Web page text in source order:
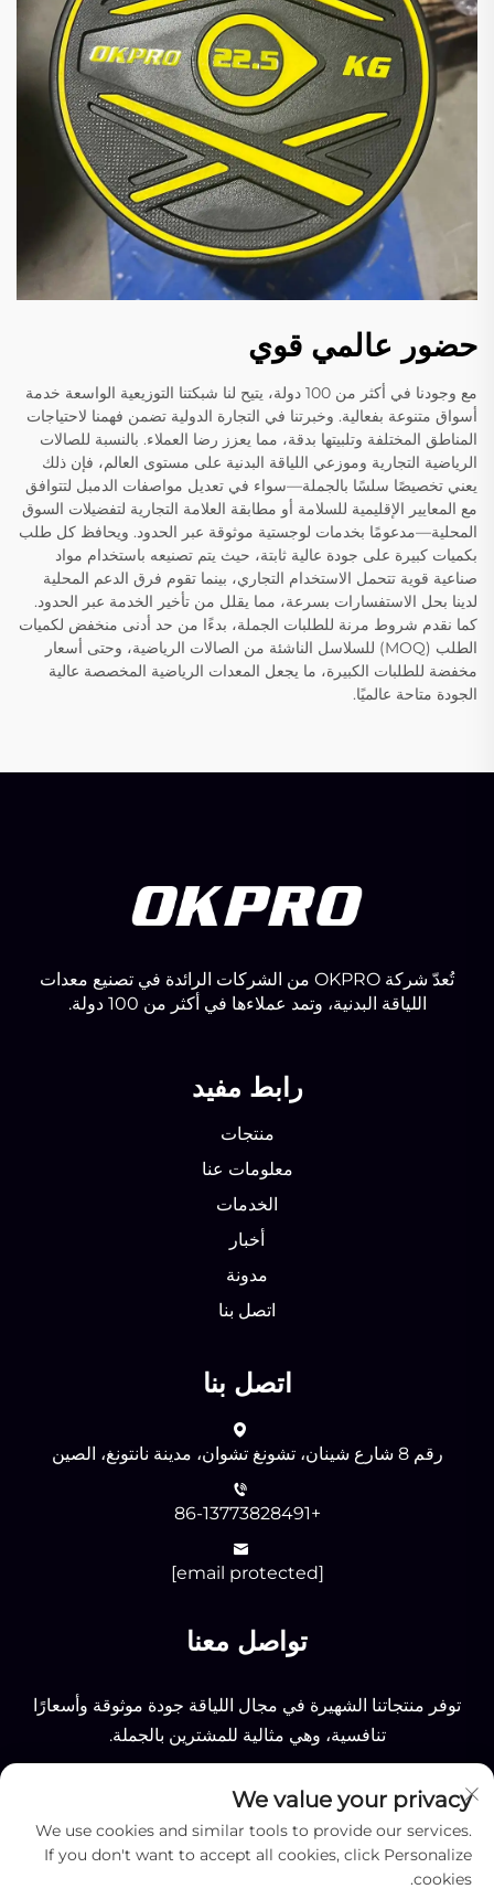
حضور عالمي قوي
مع وجودنا في أكثر من 100 دولة، يتيح لنا شبكتنا التوزيعية الواسعة خدمة
أسواق متنوعة بفعالية. وخبرتنا في التجارة الدولية تضمن فهمنا لاحتياجات
المناطق المختلفة وتلبيتها بدقة، مما يعزز رضا العملاء. بالنسبة للصالات
الرياضية التجارية وموزعي اللياقة البدنية على مستوى العالم، فإن ذلك
يعني تخصيصًا سلسًا بالجملة—سواء في تعديل مواصفات الدمبل لتتوافق
مع المعايير الإقليمية للسلامة أو مطابقة العلامة التجارية لتفضيلات السوق
المحلية—مدعومًا بخدمات لوجستية موثوقة عبر الحدود. ويحافظ كل طلب
بكميات كبيرة على جودة عالية ثابتة، حيث يتم تصنيعه باستخدام مواد
صناعية قوية تتحمل الاستخدام التجاري، بينما تقوم فرق الدعم المحلية
لدينا بحل الاستفسارات بسرعة، مما يقلل من تأخير الخدمة عبر الحدود.
كما نقدم شروط مرنة للطلبات الجملة، بدءًا من حد أدنى منخفض لكميات
الطلب (MOQ) للسلاسل الناشئة من الصالات الرياضية، وحتى أسعار
مخفضة للطلبات الكبيرة، ما يجعل المعدات الرياضية المخصصة عالية
الجودة متاحة عالميًا.
تُعدّ شركة OKPRO من الشركات الرائدة في تصنيع معدات
اللياقة البدنية، وتمد عملاءها في أكثر من 100 دولة.
رابط مفيد
منتجات
معلومات عنا
الخدمات
أخبار
مدونة
اتصل بنا
اتصل بنا
رقم 8 شارع شينان، تشونغ تشوان، مدينة نانتونغ، الصين
+86-13773828491
[email protected]
تواصل معنا
توفر منتجاتنا الشهيرة في مجال اللياقة جودة موثوقة وأسعارًا
تنافسية، وهي مثالية للمشترين بالجملة.
إرسال
We value your privacy
We use cookies and similar tools to provide our services.
If you don't want to accept all cookies, click Personalize
cookies.